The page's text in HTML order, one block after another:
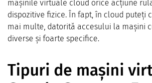
mașinile virtuale cloud orice acțiune
dispozitive fizice. În fapt, în cloud puteți
mai multe, datorită accesului la mașini
diverse și foarte specifice.
Tipuri de mașini